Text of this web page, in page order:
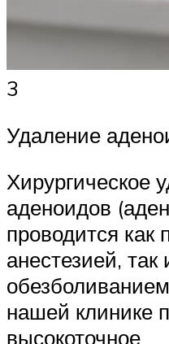
3
Удаление
Хирургическое
аденоидов
проводится как
анестезией,
нашей клинике
высокоточное